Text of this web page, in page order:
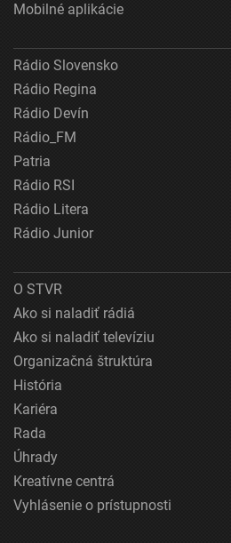
Mobilné aplikácie
Rádio Slovensko
Rádio Regina
Rádio Devín
Rádio_FM
Patria
Rádio RSI
Rádio Litera
Rádio Junior
O STVR
Ako si naladiť rádiá
Ako si naladiť televíziu
Organizačná štruktúra
História
Kariéra
Rada
Úhrady
Kreatívne centrá
Vyhlásenie o prístupnosti